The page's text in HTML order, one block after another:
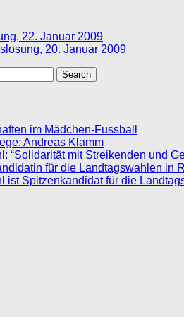
22. Januar 2009
20. Januar 2009
im Mädchen-Fussball
Andreas Klamm
“Solidarität mit Streikenden und
für die Landtagswahlen in
ist Spitzenkandidat für die